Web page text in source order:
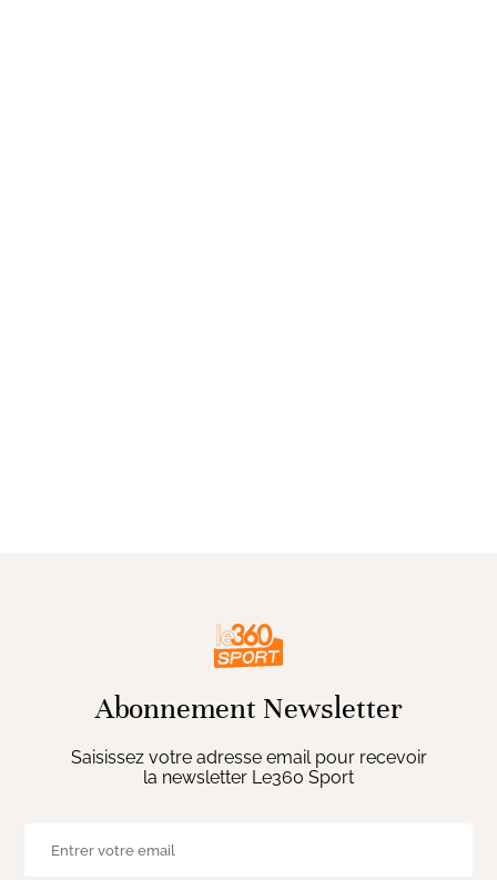
Abonnement Newsletter
Saisissez votre adresse email pour recevoir
la newsletter Le360 Sport